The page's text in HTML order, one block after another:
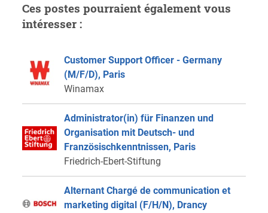
Ces postes pourraient également vous
intéresser :
Customer Support Officer - Germany
(M/F/D), Paris
Winamax
Administrator(in) für Finanzen und
Organisation mit Deutsch- und
Französischkenntnissen, Paris
Friedrich-Ebert-Stiftung
Alternant Chargé de communication et
marketing digital (F/H/N), Drancy